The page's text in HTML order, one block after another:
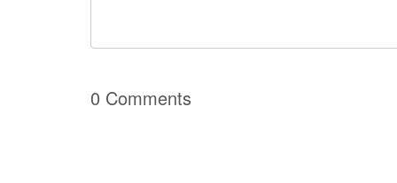
0 Comments